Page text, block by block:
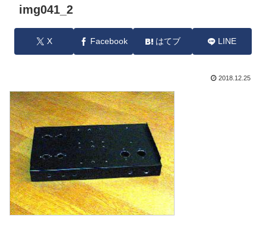
img041_2
X Facebook はてブ LINE
2018.12.25